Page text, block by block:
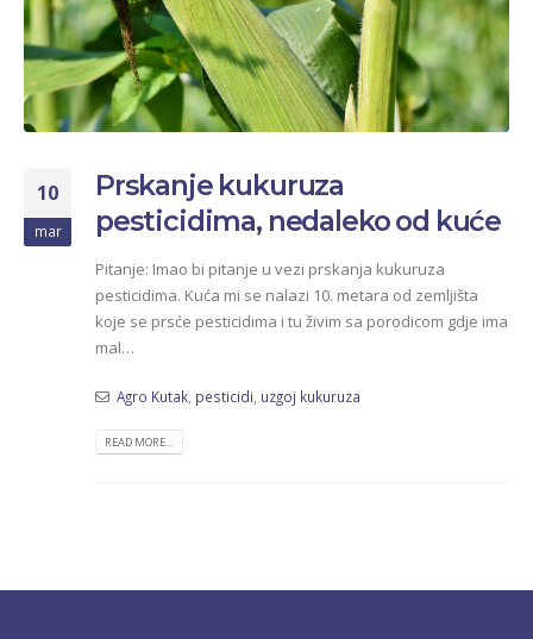
10
mar
Prskanje kukuruza
pesticidima, nedaleko od kuće
Pitanje: Imao bi pitanje u vezi prskanja kukuruza
pesticidima. Kuća mi se nalazi 10. metara od zemljišta
koje se prsće pesticidima i tu živim sa porodicom gdje ima
mal…
Agro Kutak, pesticidi uzgoj kukuruza
READ MORE...